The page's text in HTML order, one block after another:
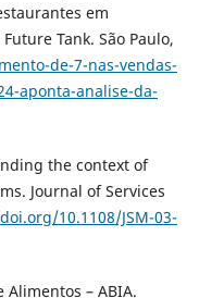
em
Tank. São Paulo,
de-7-nas-vendas-
aponta-analise-da-
the context of
Journal of Services
10.1108/JSM-03-
– ABIA.